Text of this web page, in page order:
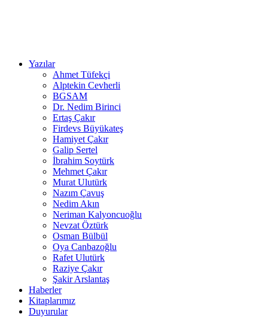
Yazılar
Ahmet Tüfekçi
Alptekin Cevherli
BGSAM
Dr. Nedim Birinci
Ertaş Çakır
Firdevs Büyükateş
Hamiyet Çakır
Galip Sertel
İbrahim Soytürk
Mehmet Çakır
Murat Ulutürk
Nazım Çavuş
Nedim Akın
Neriman Kalyoncuoğlu
Nevzat Öztürk
Osman Bülbül
Oya Canbazoğlu
Rafet Ulutürk
Raziye Çakır
Şakir Arslantaş
Haberler
Kitaplarımız
Duyurular